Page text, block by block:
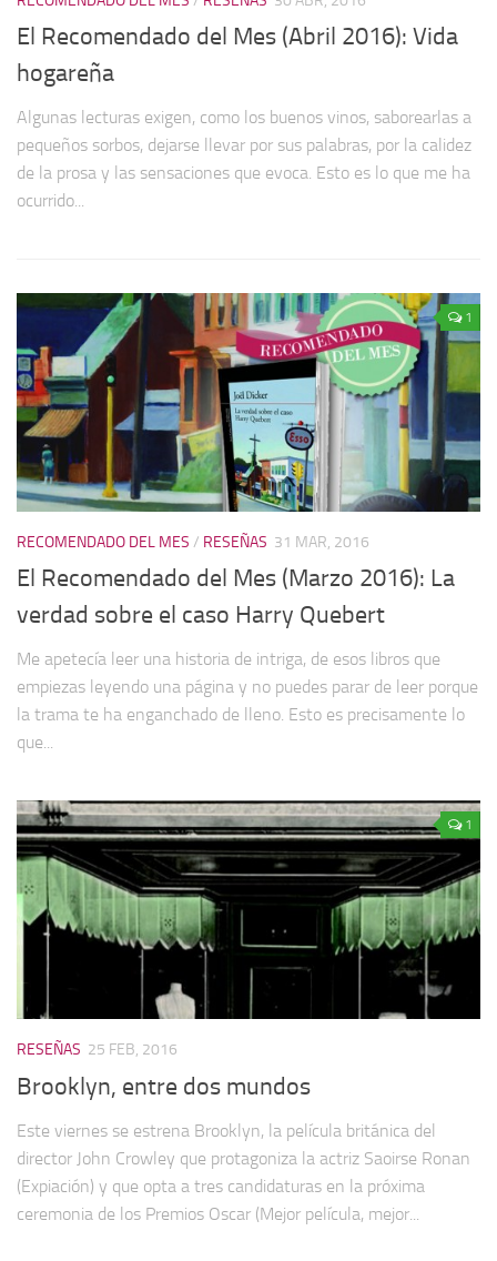
El Recomendado del Mes (Abril 2016): Vida
hogareña
Algunas lecturas exigen, como los buenos vinos, saborearlas a
pequeños sorbos, dejarse llevar por sus palabras, por la calidez
de la prosa y las sensaciones que evoca. Esto es lo que me ha
ocurrido...
1
RECOMENDADO DEL MES / RESEÑAS 31 MAR, 2016
El Recomendado del Mes (Marzo 2016): La
verdad sobre el caso Harry Quebert
Me apetecía leer una historia de intriga, de esos libros que
empiezas leyendo una página y no puedes parar de leer porque
la trama te ha enganchado de lleno. Esto es precisamente lo
que...
1
RESEÑAS 25 FEB, 2016
Brooklyn, entre dos mundos
Este viernes se estrena Brooklyn, la película británica del
director John Crowley que protagoniza la actriz Saoirse Ronan
(Expiación) y que opta a tres candidaturas en la próxima
ceremonia de los Premios Oscar (Mejor película, mejor...